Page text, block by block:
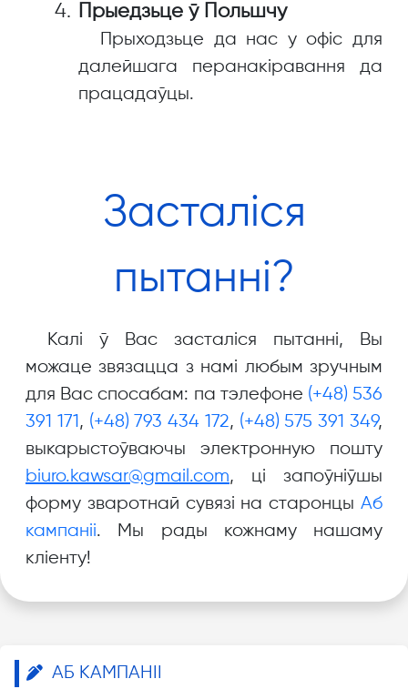
Прыедзьце ў Польшчу
Прыходзьце да нас у офіс для
далейшага перанакіравання да
працадаўцы.
Засталіся
пытанні?
Калі ў Вас засталіся пытанні, Вы
можаце звязацца з намі любым зручным
для Вас спосабам: па тэлефоне (+48) 536
391 171, (+48) 793 434 172, (+48) 575 391 349,
выкарыстоўваючы электронную пошту
biuro.kawsar@gmail.com, ці запоўніўшы
форму зваротнай сувязі на старонцы Аб
кампаніі. Мы рады кожнаму нашаму
кліенту!
АБ КАМПАНІІ